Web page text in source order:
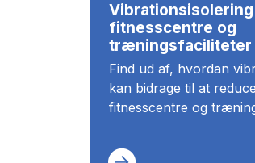
fitnesscentre og
træningsfaciliteter
Find ud af, hvordan
kan bidrage til at
fitnesscentre og